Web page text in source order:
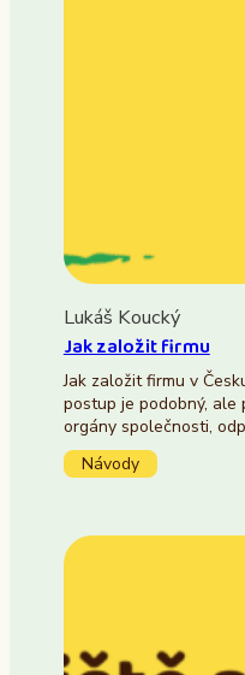
Lukáš Koucký
Jak založit firmu
Jak založit firmu v
postup je podobný, ale
orgány společnosti,
Návody